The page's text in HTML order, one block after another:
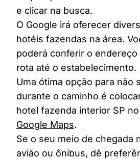
e clicar na busca.
O Google irá oferecer
hotéis fazendas na área.
poderá conferir o endereço
rota até o estabelecimento.
Uma ótima opção para não
durante o caminho é
hotel fazenda interior SP no
Google Maps.
Se o seu meio de chegada
avião ou ônibus, dê